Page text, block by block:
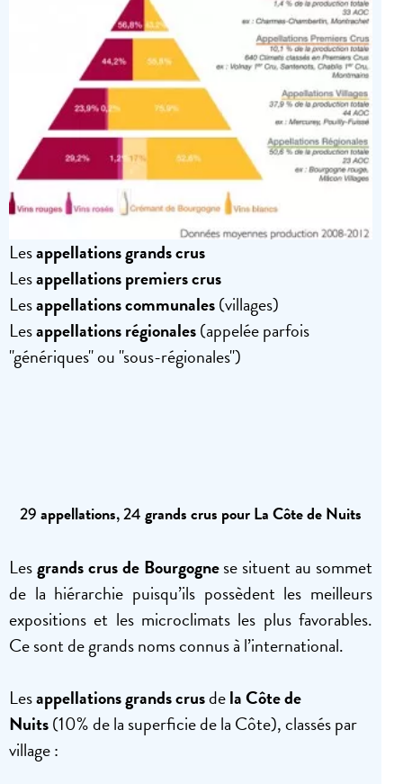
Lesappellations grands crus
Lesappellations premiers crus
Lesappellations communales(villages)
Lesappellations régionales(appelée parfois
"génériques" ou "sous-régionales")
29appellations, 24grands crus pour La Côte de Nuits
Lesgrands crus de Bourgognese situent au sommet
de la hiérarchie puisqu’ils possèdent les meilleurs
expositions et les microclimats les plus favorables.
Ce sont de grands noms connus à l’international.
Lesappellations grands crusdela Côte de
Nuits(10% de la superficie de la Côte), classés par
village :